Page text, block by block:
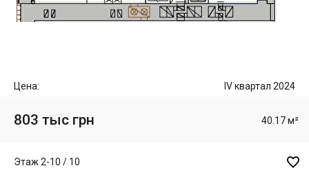
Цена: IV квартал 2024
803 тыс грн 40.17 м²
Этаж 2-10 / 10 